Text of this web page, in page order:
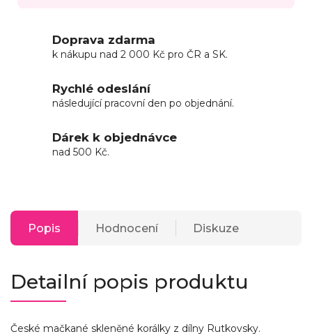
Doprava zdarma
k nákupu nad 2 000 Kč pro ČR a SK.
Rychlé odeslání
následující pracovní den po objednání.
Dárek k objednávce
nad 500 Kč.
Popis Hodnocení Diskuze
Detailní popis produktu
České mačkané skleněné korálky z dílny Rutkovsky.